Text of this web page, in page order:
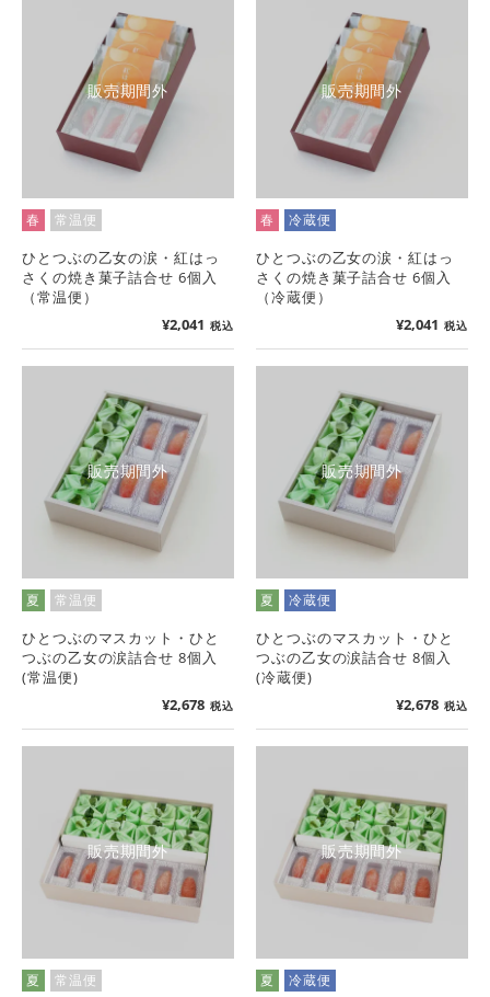
販売期間外
春 常温便
ひとつぶの乙女の涙・紅はっ
さくの焼き菓子詰合せ 6個入
（常温便）
¥2,041 税込
販売期間外
春 冷蔵便
ひとつぶの乙女の涙・紅はっ
さくの焼き菓子詰合せ 6個入
（冷蔵便）
¥2,041 税込
販売期間外
夏 常温便
ひとつぶのマスカット・ひと
つぶの乙女の涙詰合せ 8個入
(常温便)
¥2,678 税込
販売期間外
夏 冷蔵便
ひとつぶのマスカット・ひと
つぶの乙女の涙詰合せ 8個入
(冷蔵便)
¥2,678 税込
販売期間外
夏 常温便
販売期間外
夏 冷蔵便